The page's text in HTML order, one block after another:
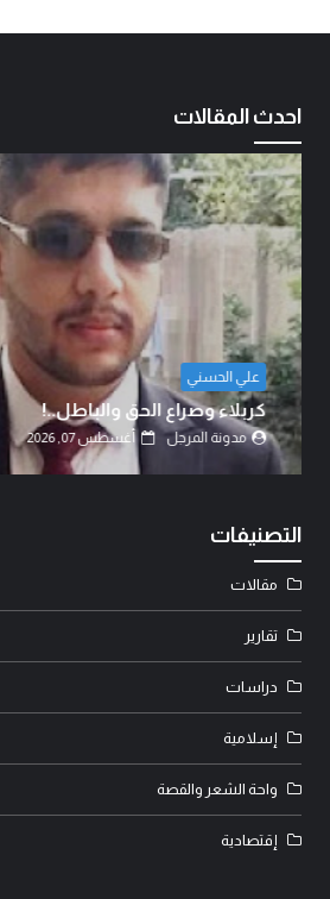
احدث المقالات
الشيخ الدكتور عبد الرضا البهادلي
دماءُ أبنائنا ليست رخيصة..!
مدونة المرجل أغسطس 07, 2026
التصنيفات
مقالات
تقارير
دراسات
إسلامية
واحة الشعر والقصة
إقتصادية